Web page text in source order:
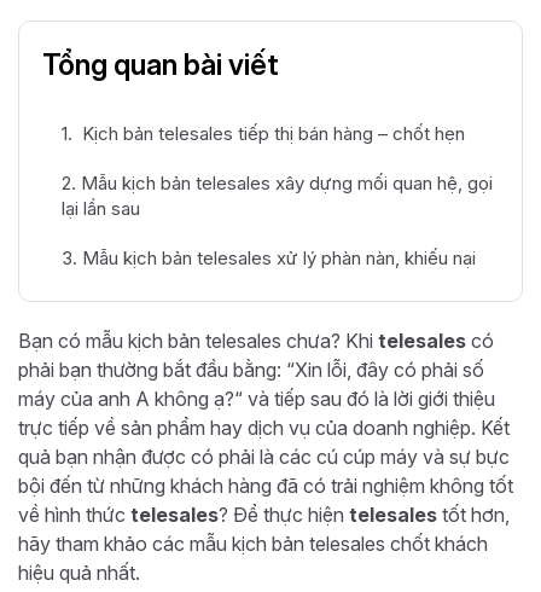
Tổng quan bài viết
1. Kịch bản telesales tiếp thị bán hàng – chốt hẹn
2. Mẫu kịch bản telesales xây dựng mối quan hệ, gọi
lại lần sau
3. Mẫu kịch bản telesales xử lý phàn nàn, khiếu nại
Bạn có mẫu kịch bản telesales chưa? Khi telesales có
phải bạn thường bắt đầu bằng: “Xin lỗi, đây có phải số
máy của anh A không ạ?“ và tiếp sau đó là lời giới thiệu
trực tiếp về sản phẩm hay dịch vụ của doanh nghiệp. Kết
quả bạn nhận được có phải là các cú cúp máy và sự bực
bội đến từ những khách hàng đã có trải nghiệm không tốt
về hình thức telesales? Để thực hiện telesales tốt hơn,
hãy tham khảo các mẫu kịch bản telesales chốt khách
hiệu quả nhất.